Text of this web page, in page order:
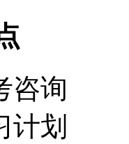
咨询
计划